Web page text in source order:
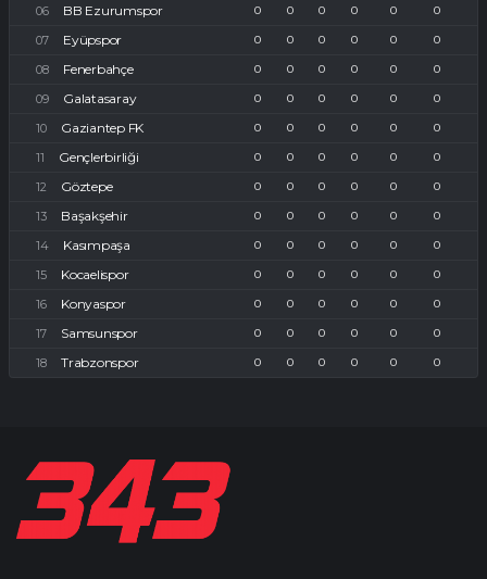
BB Ezurumspor 0 0 0 0 0 0
Eyüpspor 0 0 0 0 0 0
Fenerbahçe 0 0 0 0 0 0
Galatasaray 0 0 0 0 0 0
Gaziantep FK 0 0 0 0 0 0
Gençlerbirliği 0 0 0 0 0 0
Göztepe 0 0 0 0 0 0
Başakşehir 0 0 0 0 0 0
Kasımpaşa 0 0 0 0 0 0
Kocaelispor 0 0 0 0 0 0
Konyaspor 0 0 0 0 0 0
Samsunspor 0 0 0 0 0 0
Trabzonspor 0 0 0 0 0 0